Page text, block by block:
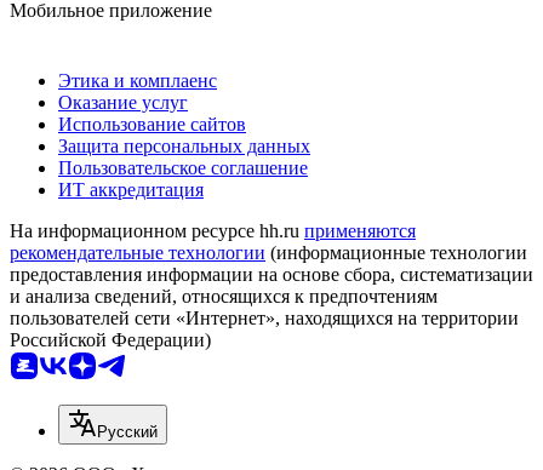
Мобильное приложение
Этика и комплаенс
Оказание услуг
Использование сайтов
Защита персональных данных
Пользовательское соглашение
ИТ аккредитация
На информационном ресурсе hh.ru применяются
рекомендательные технологии (информационные технологии
предоставления информации на основе сбора, систематизации
и анализа сведений, относящихся к предпочтениям
пользователей сети «Интернет», находящихся на территории
Российской Федерации)
Русский